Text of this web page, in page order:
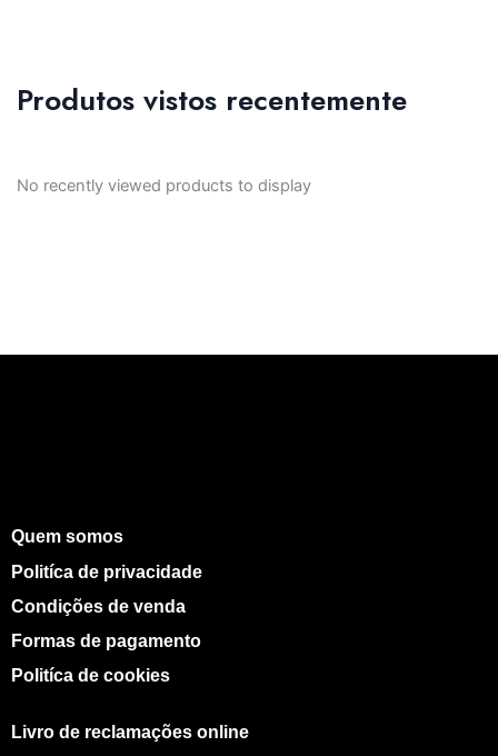
Produtos vistos recentemente
No recently viewed products to display
Quem somos
Politíca de privacidade
Condições de venda
Formas de pagamento
Politíca de cookies
Livro de reclamações online